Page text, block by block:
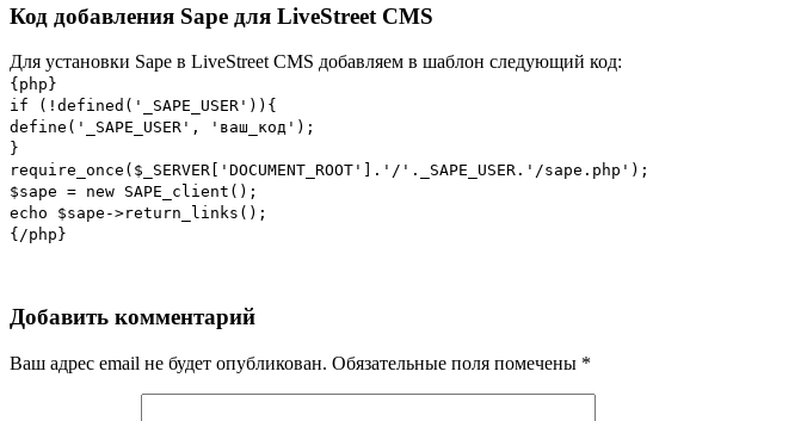
Код добавления Sape для LiveStreet CMS
Для установки Sape в LiveStreet CMS добавляем в шаблон следующий код:
{php}
if (!defined('_SAPE_USER')){
define('_SAPE_USER', 'ваш_код');
}
require_once($_SERVER['DOCUMENT_ROOT'].'/'._SAPE_USER.'/sape.php');
$sape = new SAPE_client();
echo $sape->return_links();
{/php}
Добавить комментарий
Ваш адрес email не будет опубликован. Обязательные поля помечены *